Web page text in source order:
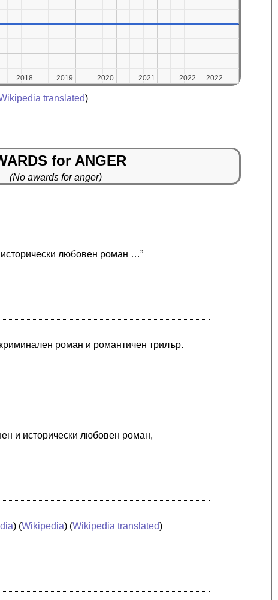
2018
2018 2019
2019 2020
2020 2021
2021 2022
2022 2022
2022
translated)
for ANGER
(No awards for anger)
любовен роман …”
роман и романтичен трилър.
и исторически любовен роман,
) (Wikipedia) (Wikipedia translated)